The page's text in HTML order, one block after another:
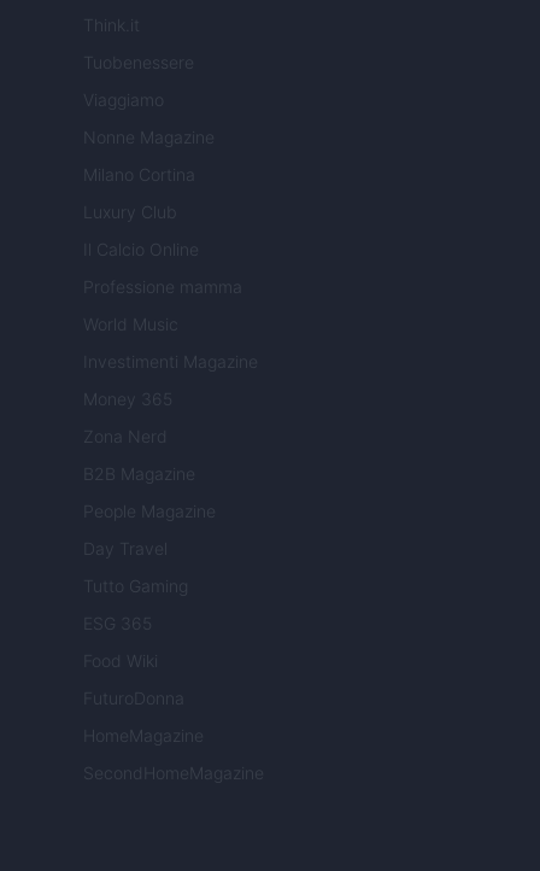
Think.it
Tuobenessere
Viaggiamo
Nonne Magazine
Milano Cortina
Luxury Club
Il Calcio Online
Professione mamma
World Music
Investimenti Magazine
Money 365
Zona Nerd
B2B Magazine
People Magazine
Day Travel
Tutto Gaming
ESG 365
Food Wiki
FuturoDonna
HomeMagazine
SecondHomeMagazine